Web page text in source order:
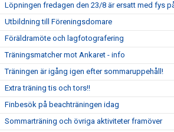
Löpningen fredagen den 23/8 är ersatt med fys
Utbildning till Föreningsdomare
Föräldramöte och lagfotografering
Träningsmatcher mot Ankaret - info
Träningen är igång igen efter sommaruppehåll!
Extra träning tis och tors!!
Finbesök på beachträningen idag
Sommarträning och övriga aktiviteter framöver